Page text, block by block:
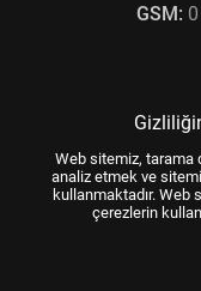
GSM:
Web sitemiz, tarama
analiz etmek ve
kullanmaktadır. Web
çerezlerin